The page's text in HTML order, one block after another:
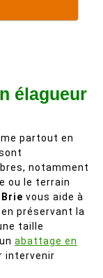
élagueur
partout en
notamment
ou le terrain
vous aide à
préservant la
taille
abattage en
intervenir